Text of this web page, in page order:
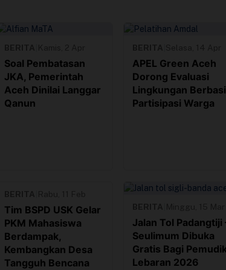
Soal Pembatasan
JKA, Pemerintah
Aceh Dinilai Langgar
Qanun
APEL Green Aceh
Dorong Evaluasi
Lingkungan
Partisipasi Warga
Tim BSPD USK Gelar
PKM Mahasiswa
Berdampak,
Kembangkan Desa
Tangguh Bencana
Jalan Tol Padangtiji
Seulimum Dibuka
Gratis Bagi
Lebaran 2026